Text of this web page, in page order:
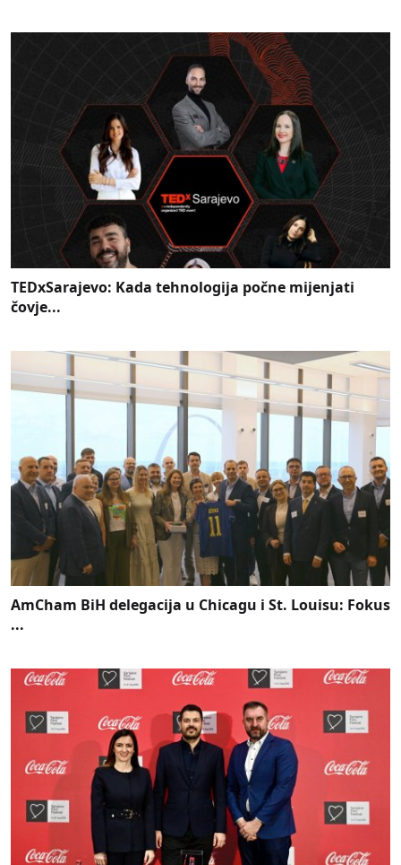
TEDxSarajevo: Kada tehnologija počne mijenjati
čovje...
AmCham BiH delegacija u Chicagu i St. Louisu: Fokus
...